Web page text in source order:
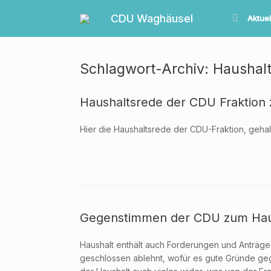
CDU Waghäusel
Schlagwort-Archiv:
Haushaltsrede der CDU Fraktion
Hier die Haushaltsrede der CDU-Fraktion,
Gegenstimmen der CDU zum
Haushalt enthält auch Forderungen und
geschlossen ablehnt, wofür es gute Gründe